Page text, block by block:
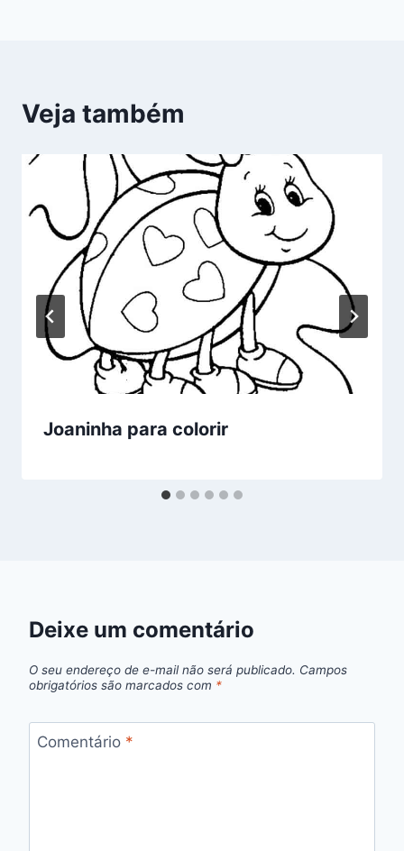
Veja também
Joaninha para colorir
Deixe um comentário
O seu endereço de e-mail não será publicado. Campos
obrigatórios são marcados com *
Comentário *